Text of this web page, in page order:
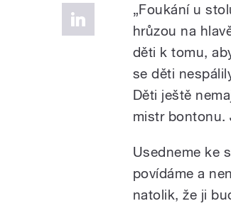
„Foukání u
hrůzou na
děti k tomu,
se děti
Děti ještě
mistr bontonu.
Usedneme ke
povídáme a
natolik, že ji